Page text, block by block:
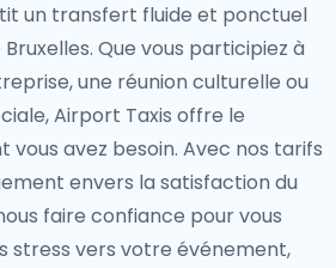
un transfert fluide et ponctuel
Que vous participiez à
une réunion culturelle ou
Airport Taxis offre le
avez besoin. Avec nos tarifs
envers la satisfaction du
faire confiance pour vous
stress vers votre événement,